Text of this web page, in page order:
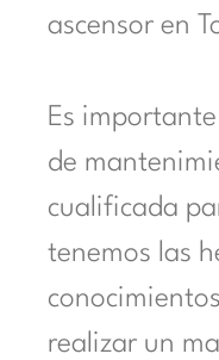
ascensor en
Es
de
cualificada
tenemos las
realizar un